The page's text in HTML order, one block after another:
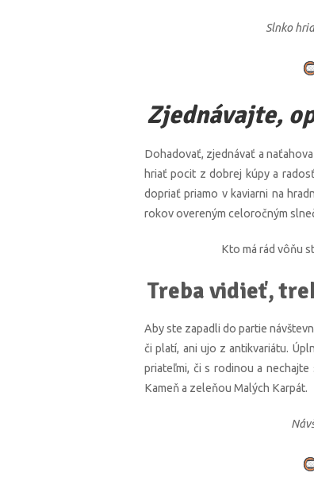
Slnko
Zjednávajte,
Dohadovať, zjednávať a
hriať pocit z dobrej kúpy a
dopriať priamo v kaviarni na
rokov overeným celoročným
Kto má rád vôňu
Treba vidieť,
Aby ste zapadli do partie
či platí, ani ujo z antikvariátu.
priateľmi, či s rodinou a
Kameň a zeleňou Malých Karpát.